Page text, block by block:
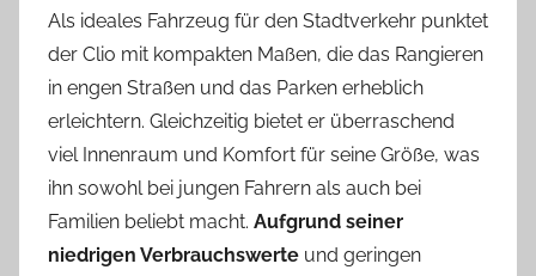
Als ideales Fahrzeug für den Stadtverkehr punktet
der Clio mit kompakten Maßen, die das Rangieren
in engen Straßen und das Parken erheblich
erleichtern. Gleichzeitig bietet er überraschend
viel Innenraum und Komfort für seine Größe, was
ihn sowohl bei jungen Fahrern als auch bei
Familien beliebt macht. Aufgrund seiner
niedrigen Verbrauchswerte und geringen